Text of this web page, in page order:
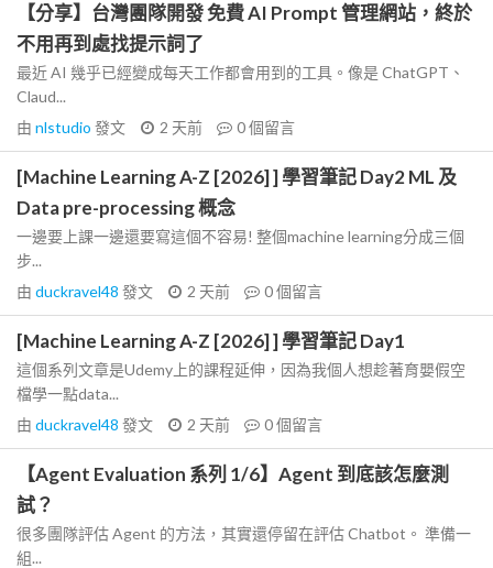
【分享】台灣團隊開發 免費 AI Prompt 管理網站，終於
不用再到處找提示詞了
最近 AI 幾乎已經變成每天工作都會用到的工具。像是 ChatGPT、
Claud...
由 nlstudio 發文 2 天前 0個留言
[Machine Learning A-Z [2026] ] 學習筆記 Day2 ML 及
Data pre-processing 概念
一邊要上課一邊還要寫這個不容易! 整個machine learning分成三個
步...
由 duckravel48 發文 2 天前 0個留言
[Machine Learning A-Z [2026] ] 學習筆記 Day1
這個系列文章是Udemy上的課程延伸，因為我個人想趁著育嬰假空
檔學一點data...
由 duckravel48 發文 2 天前 0個留言
【Agent Evaluation 系列 1/6】Agent 到底該怎麼測
試？
很多團隊評估 Agent 的方法，其實還停留在評估 Chatbot。 準備一
組...